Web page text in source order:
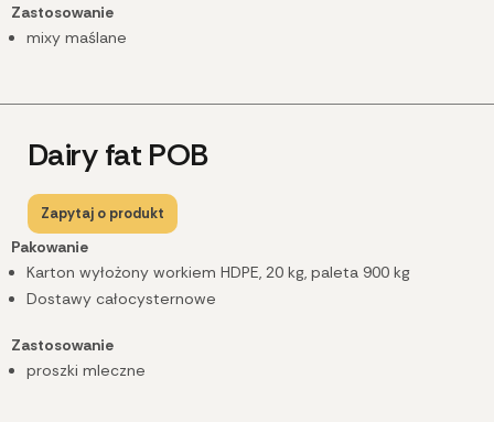
Zastosowanie
mixy maślane
Dairy fat POB
Zapytaj o produkt
Pakowanie
Karton wyłożony workiem HDPE, 20 kg, paleta 900 kg
Dostawy całocysternowe
Zastosowanie
proszki mleczne